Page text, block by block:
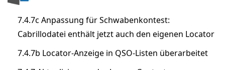
7.4.7c Anpassung für Schwabenkontest:
Cabrillodatei enthält jetzt auch den eigenen Locator
7.4.7b Locator-Anzeige in QSO-Listen überarbeitet